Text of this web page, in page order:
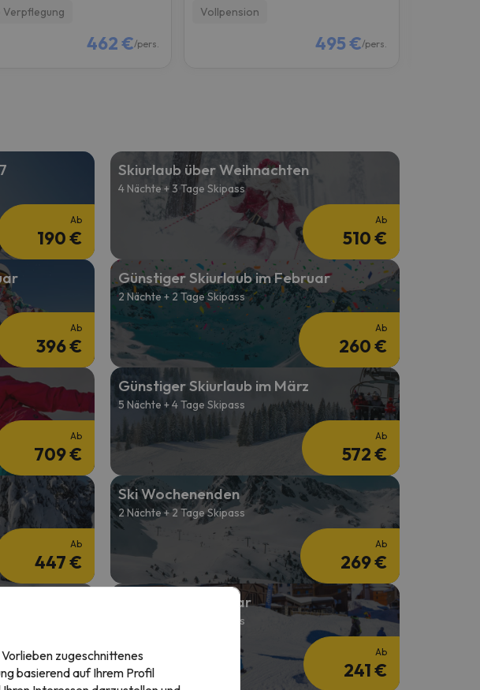
Verpflegung
462 €/pers.
Vollpension
495 €/pers.
Ab
190 €
Skiurlaub über Weihnachten
4 Nächte + 3 Tage Skipass
Ab
510 €
Ab
396 €
Günstiger Skiurlaub im Februar
2 Nächte + 2 Tage Skipass
Ab
260 €
Ab
709 €
Günstiger Skiurlaub im März
5 Nächte + 4 Tage Skipass
Ab
572 €
Ab
447 €
Ski Wochenenden
2 Nächte + 2 Tage Skipass
Ab
269 €
Ab
459 €
Skiurlaub im Januar
2 Nächte + 2 Tage Skipass
Ab
241 €
zugeschnittenes
basierend auf Ihrem Profil